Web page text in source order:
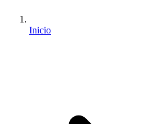
Inicio